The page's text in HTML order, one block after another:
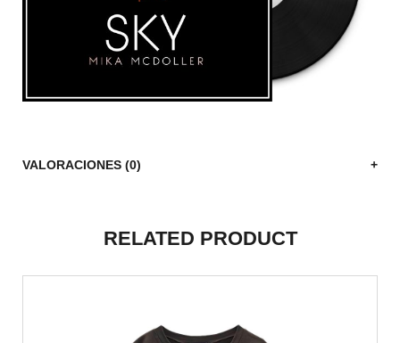
VALORACIONES (0)
RELATED PRODUCT